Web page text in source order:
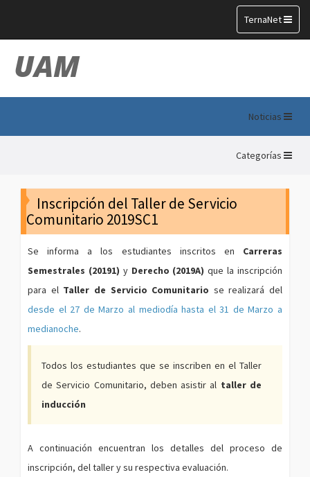
Toggle
navigation
TernaNet
UAM
Noticias
Categorías
Inscripción del Taller de Servicio
Comunitario 2019SC1
Se informa a los estudiantes inscritos en Carreras
Semestrales (20191) y Derecho (2019A) que la inscripción
para el Taller de Servicio Comunitario se realizará del
desde el 27 de Marzo al mediodía hasta el 31 de Marzo a
medianoche.
Todos los estudiantes que se inscriben en el Taller
de Servicio Comunitario, deben asistir al taller de
inducción
A continuación encuentran los detalles del proceso de
inscripción, del taller y su respectiva evaluación.